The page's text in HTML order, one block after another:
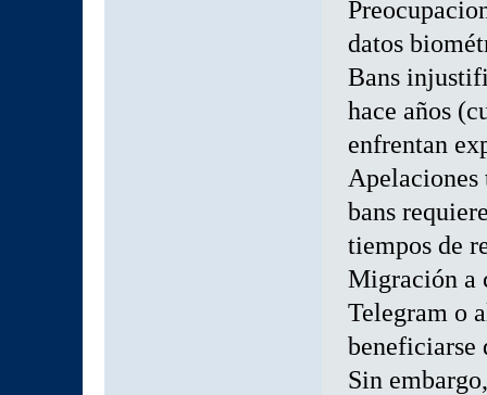
datos
Bans
hace años
enfrentan
Apelaciones
bans
tiempos de
Migración a
Telegram o
beneficiarse
Sin